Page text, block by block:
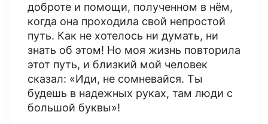
доброте и помощи, полученном в нём,
когда она проходила свой непростой
путь. Как не хотелось ни думать, ни
знать об этом! Но моя жизнь повторила
этот путь, и близкий мой человек
сказал: «Иди, не сомневайся. Ты
будешь в надежных руках, там люди с
большой буквы»!